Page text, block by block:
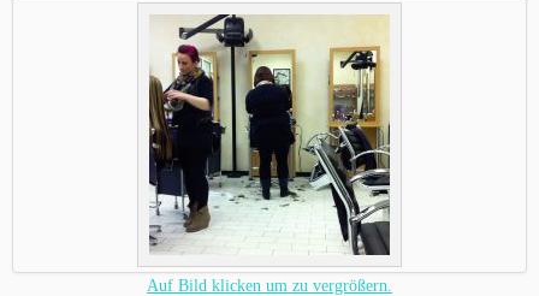
Auf Bild klicken um zu vergrößern.